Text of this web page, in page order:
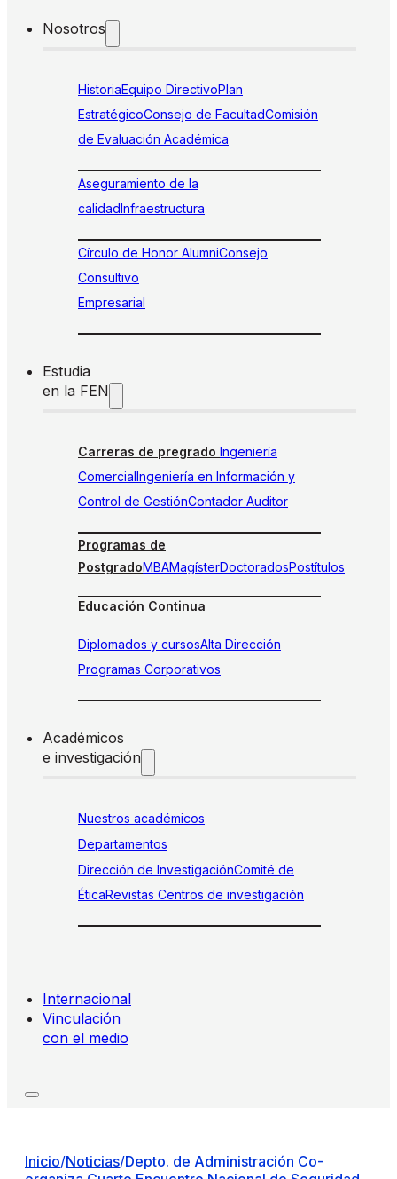
Nosotros
HistoriaEquipo DirectivoPlan
EstratégicoConsejo de FacultadComisión
de Evaluación Académica
Aseguramiento de la
calidadInfraestructura
Círculo de Honor AlumniConsejo
Consultivo
Empresarial
Estudia
en la FEN
Carreras de pregrado Ingeniería
ComercialIngeniería en Información y
Control de GestiónContador Auditor
Programas de
PostgradoMBAMagísterDoctoradosPostítulos
Educación Continua
Diplomados y cursosAlta Dirección
Programas Corporativos
Académicos
e investigación
Nuestros académicos
Departamentos
Dirección de InvestigaciónComité de
ÉticaRevistas Centros de investigación
Internacional
Vinculación
con el medio
Inicio/Noticias/Depto. de Administración Co-